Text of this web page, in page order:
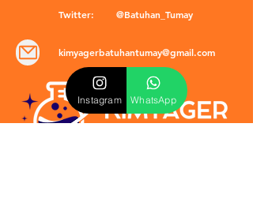
Twitter: @Batuhan_Tumay
kimyagerbatuhantumay@gmail.com
Instagram WhatsApp